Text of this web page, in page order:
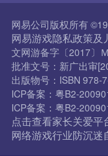
网易公司版权所有
网易游戏隐私政策及
文网游备字〔2017〕
批准文号：新广出审
出版物号：ISBN 978-
ICP备案：粤B2-
ICP备案：粤B2-
点击查看家长关爱平
网络游戏行业防沉迷